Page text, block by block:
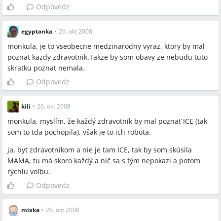
Možnosť A: ICE môže urýchliť kontaktovanie rodiny alebo
pomôcť pri identifikácii, najmä ak chýbajú doklady.
Možnosť B: Niektoré vyjadrenia ZZS a weby (hoax.cz,
vyjadrenie ZZS kraje Vysočina) považujú ICE za málo
využiteľné alebo za hoax, pretože záchranári mobily pri
výjazde bežne neprezerajú.
Otvorené otázky
Zlepšilo by celoštátne alebo medzinárodné zavedenie a
školenie v používaní označenia ICE jeho praktické využitie?
Ako najlepšie zabrániť zneužitiu ICE (žarty, nesprávne
označenia) a zároveň zachovať jeho použiteľnosť?
Do akej miery dokáže ICE pomôcť pri komunikácii v
zahraničí, kde jazyk a miestne postupy (konzulát, polícia)
hrajú rolu?
Odpovedz
egyptanka • 26. okt 2008
monkula, je to vseobecne medzinarodny vyraz, ktory by mal
poznat kazdy zdravotnik.Takze by som obavy ze nebudu tuto
skratku poznat nemala.
Odpovedz
kili • 26. okt 2008
monkula, myslím, že každý zdravotník by mal poznať ICE (tak
som to tda pochopila), však je to ich robota.
ja, byť zdravotníkom a nie je tam ICE, tak by som skúsila
MAMA, tu má skoro každý a nič sa s tým nepokazi a potom
rýchlu voľbu.
Odpovedz
mixka • 26. okt 2008